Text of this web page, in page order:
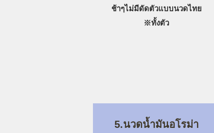
ช้าๆไม่มีดัดตัวแบบนวดไทย
​※ทั้งตัว
5.นวดน้ำมันอโรม่า